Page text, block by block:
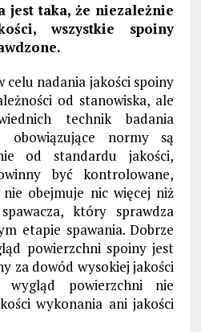
jest taka, że niezależnie
wszystkie spoiny
celu nadania jakości spoiny
od stanowiska, ale
technik badania
obowiązujące normy są
od standardu jakości,
być kontrolowane,
obejmuje nic więcej niż
który sprawdza
etapie spawania. Dobrze
powierzchni spoiny jest
za dowód wysokiej jakości
wygląd powierzchni nie
wykonania ani jakości